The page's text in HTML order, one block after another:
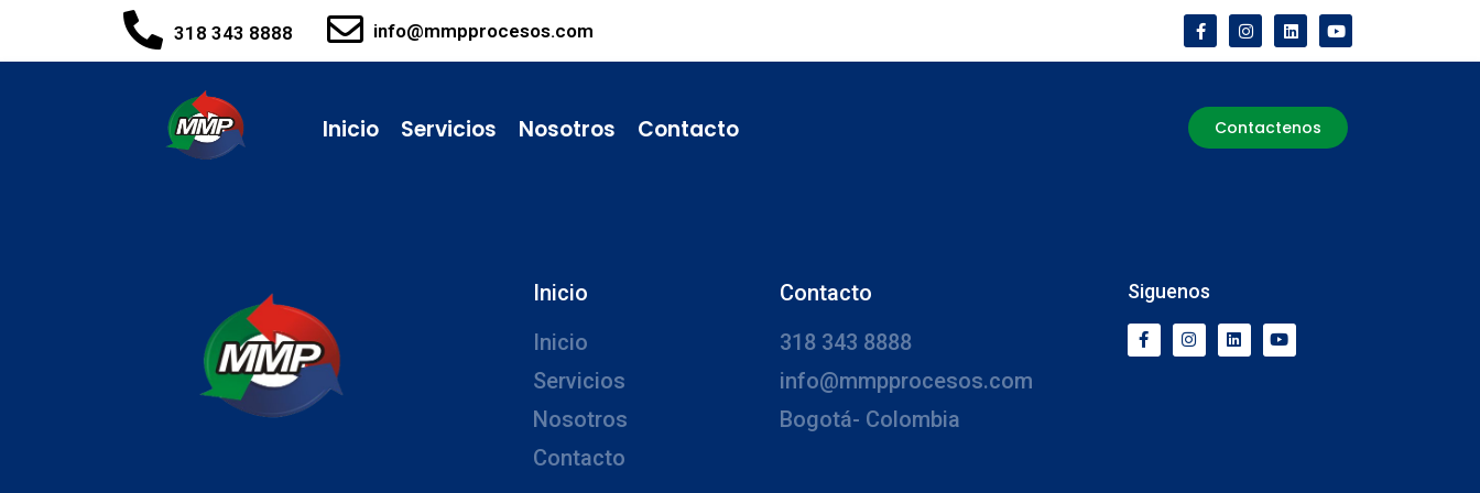
318 343 8888 info@mmpprocesos.com
Inicio Servicios Nosotros Contacto Contactenos
Inicio
Inicio
Servicios
Nosotros
Contacto
Contacto
318 343 8888
info@mmpprocesos.com
Bogotá- Colombia
Siguenos